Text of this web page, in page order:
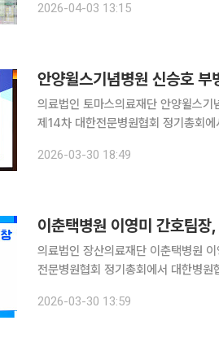
정학적 리스크로 나프타(Naphtha)
2026-04-03 13:15
안양윌스기념병원 신승호
의료법인 토마스의료재단 안양윌스
제14차 대한전문병원협회 정기총회에
전문화·특성화를 통해 차별화된 경쟁
2026-03-30 18:49
이춘택병원 이영미 간호팀
의료법인 장산의료재단 이춘택병원
전문병원협회 정기총회에서 대한병원협회장
직하며 병원 간호서비스 질 향상과
2026-03-30 13:59